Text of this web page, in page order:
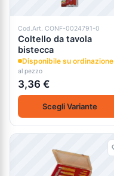
Cod.Art. CONF-0024791-0
Coltello da tavola
bistecca
Disponibile su ordinazione
al pezzo
3,36 €
Scegli Variante